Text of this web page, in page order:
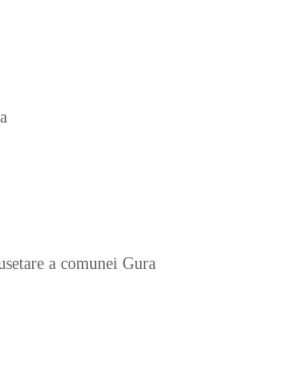
a comunei Gura